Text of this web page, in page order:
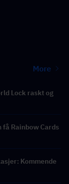
More
Lock raskt og
få Rainbow Cards
Kommende